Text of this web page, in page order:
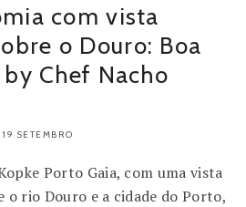
com vista
o Douro: Boa
Chef Nacho
19 SETEMBRO
Porto Gaia, com uma vista
rio Douro e a cidade do Porto,